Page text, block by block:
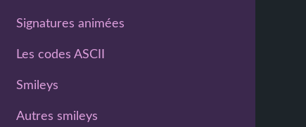
Signatures animées
Les codes ASCII
Smileys
Autres smileys